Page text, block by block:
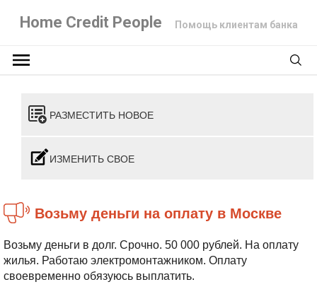
Home Credit People Помощь клиентам банка
РАЗМЕСТИТЬ НОВОЕ
ИЗМЕНИТЬ СВОЕ
Возьму деньги на оплату в Москве
Возьму деньги в долг. Срочно. 50 000 рублей. На оплату
жилья. Работаю электромонтажником. Оплату
своевременно обязуюсь выплатить.